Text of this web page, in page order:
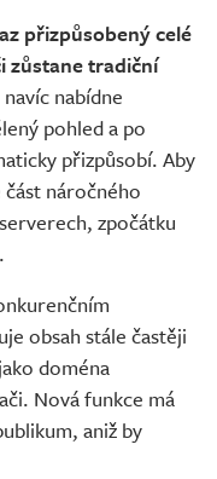
přizpůsobený celé
zůstane tradiční
nabídne
pohled a po
přizpůsobí. Aby
náročného
zpočátku
obsah stále častěji
doména
Nová funkce má
aniž by